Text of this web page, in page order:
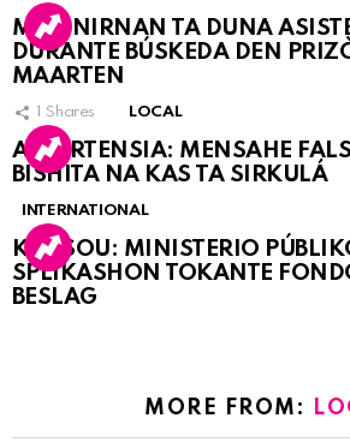
MARINIRNAN TA DUNA
DURANTE BÚSKEDA DEN
MAARTEN
1 Shares LOCAL
ATVERTENSIA: MENSAHE
BISHITA NA KAS TA SIRKULÁ
INTERNATIONAL
KORSOU: MINISTERIO
SPLIKASHON TOKANTE
BESLAG
MORE FROM: